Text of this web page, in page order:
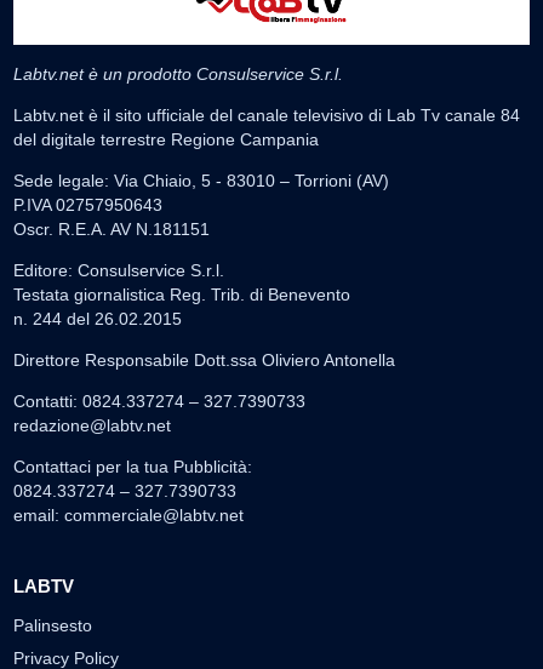
Labtv.net è un prodotto Consulservice S.r.l.
Labtv.net è il sito ufficiale del canale televisivo di Lab Tv canale 84
del digitale terrestre Regione Campania
Sede legale: Via Chiaio, 5 - 83010 – Torrioni (AV)
P.IVA 02757950643
Oscr. R.E.A. AV N.181151
Editore: Consulservice S.r.l.
Testata giornalistica Reg. Trib. di Benevento
n. 244 del 26.02.2015
Direttore Responsabile Dott.ssa Oliviero Antonella
Contatti: 0824.337274 – 327.7390733
redazione@labtv.net
Contattaci per la tua Pubblicità:
0824.337274 – 327.7390733
email: commerciale@labtv.net
LABTV
Palinsesto
Privacy Policy